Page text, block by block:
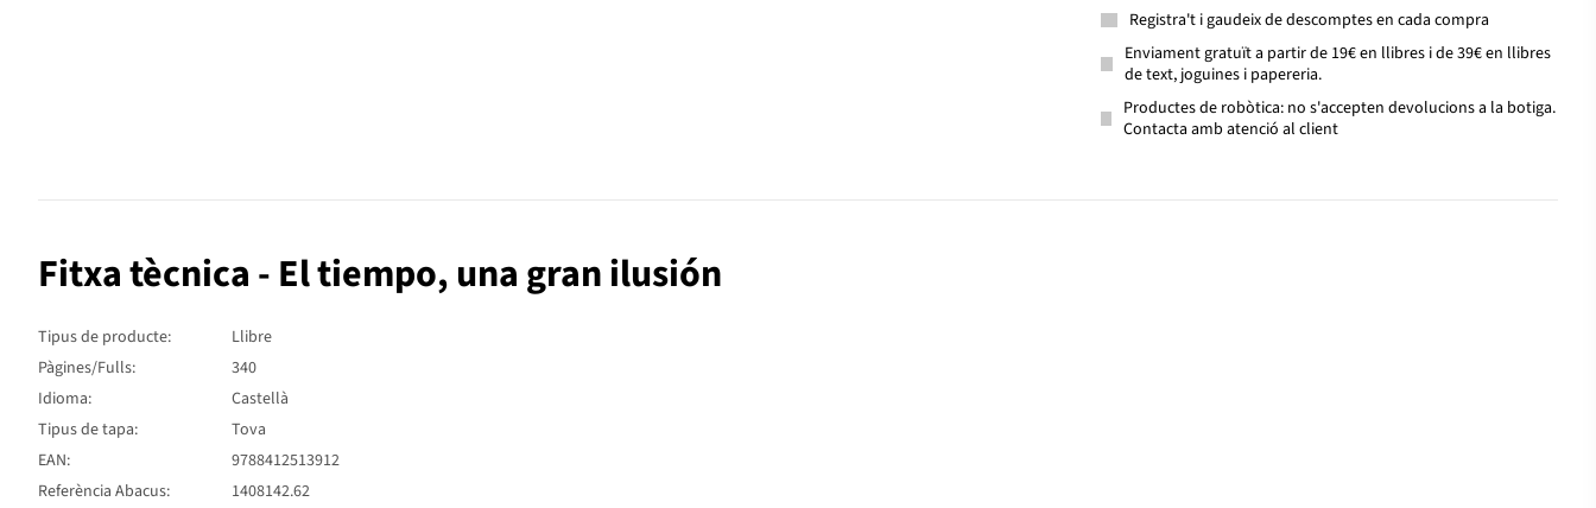
Registra't i gaudeix de descomptes en cada compra
Enviament gratuït a partir de 19€ en llibres i de 39€ en llibres
de text, joguines i papereria.
Productes de robòtica: no s'accepten devolucions a la botiga.
Contacta amb atenció al client
Fitxa tècnica - El tiempo, una gran ilusión
Tipus de producte:
Llibre
Pàgines/Fulls:
340
Idioma:
Castellà
Tipus de tapa:
Tova
EAN:
9788412513912
Referència Abacus:
1408142.62